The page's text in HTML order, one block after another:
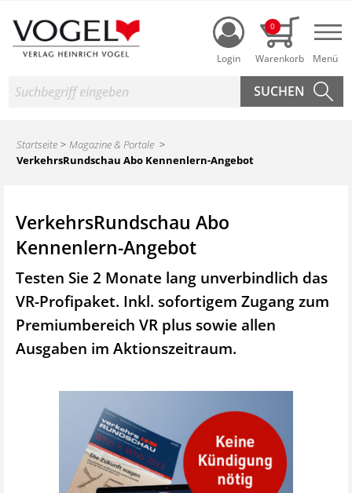
Login
0
Suche
Startseite
Magazine & Portale
VerkehrsRundschau Abo Kennenlern-Angebot
VerkehrsRundschau Abo
Kennenlern-Angebot
Testen Sie 2 Monate lang unverbindlich das
VR-Profipaket. Inkl. sofortigem Zugang zum
Premiumbereich VR plus sowie allen
Ausgaben im Aktionszeitraum.